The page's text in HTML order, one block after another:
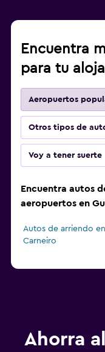
Encuentra
para tu
Aeropuertos
Otros tipos de
Voy a tener suerte
Encuentra autos
aeropuertos en
Autos de arriendo
Carneiro
Ahorra